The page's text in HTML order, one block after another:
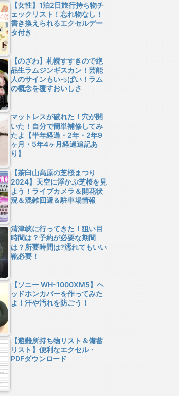
【女性】1泊2日旅行持ち物チ
ェックリスト！忘れ物なし！
書き換えられるエクセルデー
タ付き
【のざわ】札幌すすきので絶
品生ラムジンギスカン！芸能
人のサインもいっぱい！ラム
の概念を覆すおいしさ
マットレスが破れた！穴が開
いた！自分で簡単補修してみ
たよ【半年経過・2年・2年9
ヶ月・5年4ヶ月経過追記あ
り】
【茶臼山高原の芝桜まつり
2024】天空に浮かぶ芝桜を見
よう！ライブカメラ＆開花状
況＆混雑回避＆駐車場情報
清津峡に行ってきた！狙い目
時間は？予約が必要な期間
は？所要時間は?濡れてもいい
靴必要！
【ソニー WH-1000XM5】ヘ
ッドホンカバーを作ってみた
よ！汗や汚れを防ごう！
【避難所持ち物リスト＆備蓄
リスト】便利なエクセル・
PDFダウンロード